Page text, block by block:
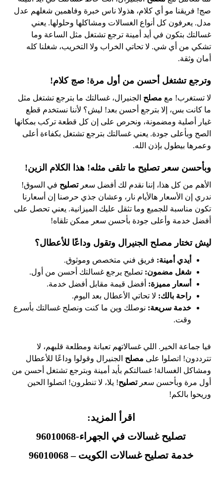
صج! فريقنا مو أي كلام، هذولا ناس خبرة وفاهمين شغلهم عدل
مدل. يعرفون كل أنواع الغسالات ومشاكلها وحلولها. يعني
غسالتك بتكون في أيد أمينة ترجع تشتغل مثل الساعة وما
تشكي من أي شي. لا تحاتي الخراب ولا التخريب، شغلنا كله
أمان وثقة.
وترجع تشتغل أحسن من أول مرة! صج كلام!
لا تستغرب! مع مصلح الجنيرال، غسالتك ما بترجع تشتغل مثل
ما كانت بس، إلا بترجع أحسن بعد! ليش؟ لأننا نستخدم قطع
غيار أصلية ومضمونة، ونحرص على إن كل قطعة تركب بمكانها
الصح وبأعلى جودة. يعني غسالتك بترجع تشتغل بكفاءة أعلى
وعمرها بيطول بإذن الله.
وبأحسن سعر تصليح ما تلقى مثله! هذا الكلام الزين!
الأهم من كل هذا، إننا نقدم لك أفضل سعرتصليح في السوق!
ندري إن الأسعار هالأيام نار، وعشان جذي حرصنا إن أسعارنا
تكون مناسبة للجميع وما تثقل عليك الميزانية. يعني تحصل على
أفضل خدمة وأعلى جودة بأحسن سعر ممكن تلقاه!
ليش تختار مصلح الجنيرال وتقول وداعًا للأعطال؟
أيدي أمينة: فريق فني متخصص وموثوق.
شغل مضمون: تصليح يرجع غسالتك أحسن من أول.
أسعار مميزة: أفضل قيمة مقابل أفضل خدمة.
راحة بالك: لا تحاتي الأعطال بعد اليوم.
خدمة سريعة: نوصلك وين ما كنت ونصلح غسالتك بأسرع
وقت.
فيا جماعة الخير. اللي غسالاتهم تعبانة ومطلعة قلبهم، لا
تترددون! اتصلوا على مصلح الجنيرال وقولوا وداعًا للأعطال
ومشاكل الغسالة! غسالتكم بأيد أمينة وبترجع تشتغل أحسن من
أول مرة وبأحسن سعرتصليح! يلا، لا تنطرون! اتصلوا الحين
وريحوا بالكم!
اقرأ المزيد:
تصليح غسالات في الجهراء-96010068
خدمة تصليح غسالات الكويت – 96010068